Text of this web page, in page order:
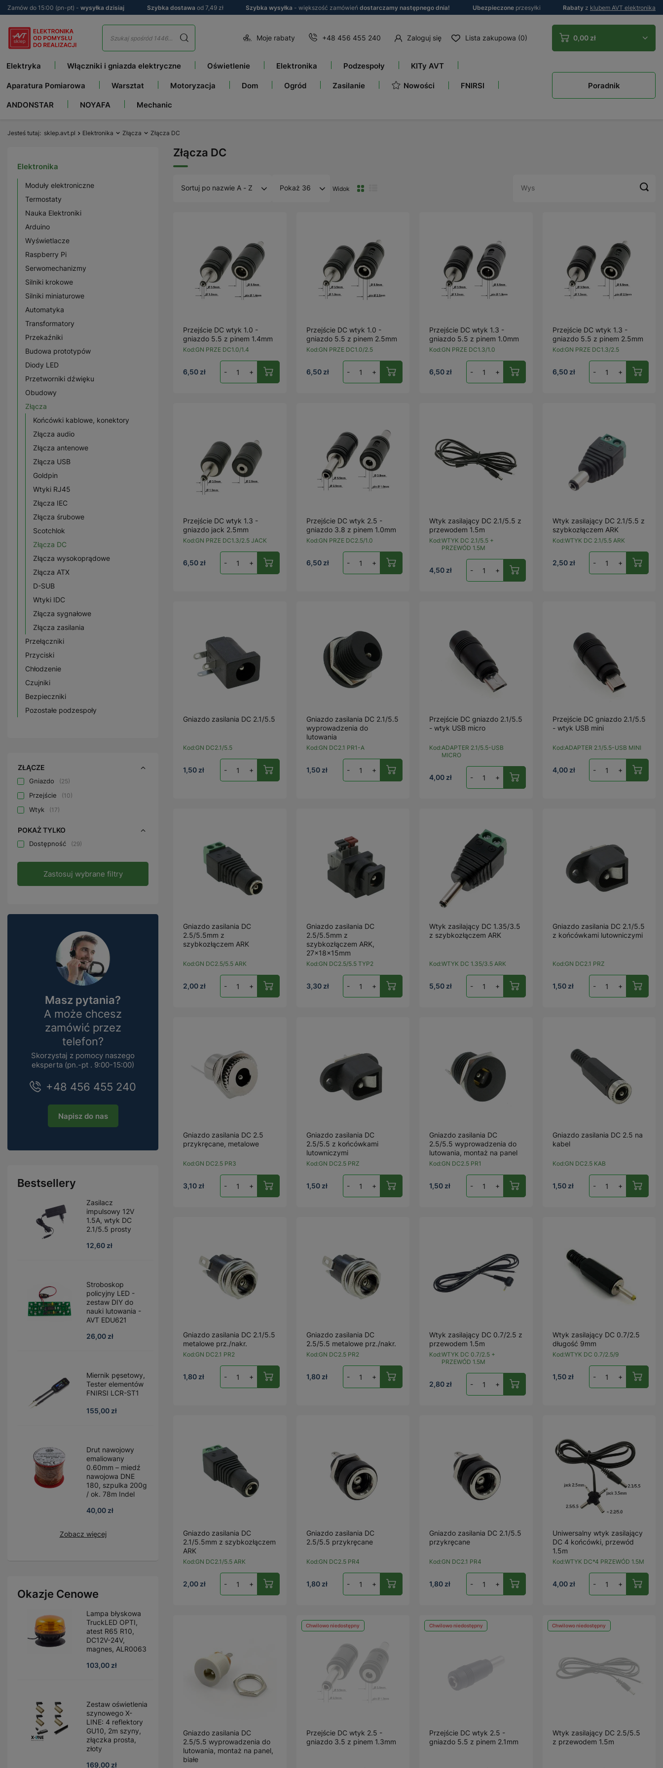
Zamów do 15:00 (pn-pt) - wysyłka dzisiaj Szybka dostawa od 7,49 zł Szybka wysyłka - większość zamówień dostarczamy następnego dnia! Ubezpieczone przesyłki Rabaty z klubem AVT elektronika
Moje rabaty +48 456 455 240 Zaloguj się Lista zakupowa (0) 0,00 zł
Elektryka Włączniki i gniazda elektryczne Oświetlenie Elektronika Podzespoły KITy AVT
Aparatura Pomiarowa Warsztat Motoryzacja Dom Ogród Zasilanie Nowości FNIRSI
ANDONSTAR NOYAFA Mechanic
Poradnik
Jesteś tutaj sklep.avt.pl Elektronika Złącza Złącza DC
Elektronika
Moduły elektroniczne
Termostaty
Nauka Elektroniki
Arduino
Wyświetlacze
Raspberry Pi
Serwomechanizmy
Silniki krokowe
Silniki miniaturowe
Automatyka
Transformatory
Przekaźniki
Budowa prototypów
Diody LED
Przetworniki dźwięku
Obudowy
Złącza
Końcówki kablowe, konektory
Złącza audio
Złącza antenowe
Złącza USB
Goldpin
Wtyki RJ45
Złącza IEC
Złącza śrubowe
Scotchlok
Złącza DC
Złącza wysokoprądowe
Złącza ATX
D-SUB
Wtyki IDC
Złącza sygnałowe
Złącza zasilania
Przełączniki
Przyciski
Chłodzenie
Czujniki
Bezpieczniki
Pozostałe podzespoły
ZŁĄCZE
Gniazdo 25
Przejście 10
Wtyk 17
POKAŻ TYLKO
Dostępność 29
Zastosuj wybrane filtry
Masz pytania?
A może chcesz
zamówić przez
telefon?
Skorzystaj z pomocy naszego
eksperta (pn.-pt . 9:00-15:00)
+48 456 455 240
Napisz do nas
Bestsellery
Zasilacz
impulsowy 12V
1.5A, wtyk DC
2.1/5.5 prosty
12,60 zł
Stroboskop
policyjny LED -
zestaw DIY do
nauki lutowania -
AVT EDU621
26,00 zł
Miernik pęsetowy,
Tester elementów
FNIRSI LCR-ST1
155,00 zł
Drut nawojowy
emaliowany
0.60mm – miedź
nawojowa DNE
180, szpulka 200g
/ ok. 78m Indel
40,00 zł
Zobacz więcej
Okazje Cenowe
Lampa błyskowa
TruckLED OPTI,
atest R65 R10,
DC12V-24V,
magnes, ALR0063
103,00 zł
Zestaw oświetlenia
szynowego X-
LINE: 4 reflektory
GU10, 2m szyny,
złączka prosta,
złoty
169,00 zł
Złącza DC
Sortuj po nazwie A - Z Pokaż 36 Widok
Przejście DC wtyk 1.0 -
gniazdo 5.5 z pinem 1.4mm
Kod:GN PRZE DC1.0/1.4
6,50 zł - +
Przejście DC wtyk 1.0 -
gniazdo 5.5 z pinem 2.5mm
Kod:GN PRZE DC1.0/2.5
6,50 zł - +
Przejście DC wtyk 1.3 -
gniazdo 5.5 z pinem 1.0mm
Kod:GN PRZE DC1.3/1.0
6,50 zł - +
Przejście DC wtyk 1.3 -
gniazdo 5.5 z pinem 2.5mm
Kod:GN PRZE DC1.3/2.5
6,50 zł - +
Przejście DC wtyk 1.3 -
gniazdo jack 2.5mm
Kod:GN PRZE DC1.3/2.5 JACK
6,50 zł - +
Przejście DC wtyk 2.5 -
gniazdo 3.8 z pinem 1.0mm
Kod:GN PRZE DC2.5/1.0
6,50 zł - +
Wtyk zasilający DC 2.1/5.5 z
przewodem 1.5m
Kod:WTYK DC 2.1/5.5 +
PRZEWÓD 1.5M
4,50 zł - +
Wtyk zasilający DC 2.1/5.5 z
szybkozłączem ARK
Kod:WTYK DC 2.1/5.5 ARK
2,50 zł - +
Gniazdo zasilania DC 2.1/5.5
Kod:GN DC2.1/5.5
1,50 zł - +
Gniazdo zasilania DC 2.1/5.5
wyprowadzenia do
lutowania
Kod:GN DC2.1 PR1-A
1,50 zł - +
Przejście DC gniazdo 2.1/5.5
- wtyk USB micro
Kod:ADAPTER 2.1/5.5-USB
MICRO
4,00 zł - +
Przejście DC gniazdo 2.1/5.5
- wtyk USB mini
Kod:ADAPTER 2.1/5.5-USB MINI
4,00 zł - +
Gniazdo zasilania DC
2.5/5.5mm z
szybkozłączem ARK
Kod:GN DC2.5/5.5 ARK
2,00 zł - +
Gniazdo zasilania DC
2.5/5.5mm z
szybkozłączem ARK,
27x18x15mm
Kod:GN DC2.5/5.5 TYP2
3,30 zł - +
Wtyk zasilający DC 1.35/3.5
z szybkozłączem ARK
Kod:WTYK DC 1.35/3.5 ARK
5,50 zł - +
Gniazdo zasilania DC 2.1/5.5
z końcówkami lutowniczymi
Kod:GN DC2.1 PRZ
1,50 zł - +
Gniazdo zasilania DC 2.5
przykręcane, metalowe
Kod:GN DC2.5 PR3
3,10 zł - +
Gniazdo zasilania DC
2.5/5.5 z końcówkami
lutowniczymi
Kod:GN DC2.5 PRZ
1,50 zł - +
Gniazdo zasilania DC
2.5/5.5 wyprowadzenia do
lutowania, montaż na panel
Kod:GN DC2.5 PR1
1,50 zł - +
Gniazdo zasilania DC 2.5 na
kabel
Kod:GN DC2.5 KAB
1,50 zł - +
Gniazdo zasilania DC 2.1/5.5
metalowe prz./nakr.
Kod:GN DC2.1 PR2
1,80 zł - +
Gniazdo zasilania DC
2.5/5.5 metalowe prz./nakr.
Kod:GN DC2.5 PR2
1,80 zł - +
Wtyk zasilający DC 0.7/2.5 z
przewodem 1.5m
Kod:WTYK DC 0.7/2.5 +
PRZEWÓD 1.5M
2,80 zł - +
Wtyk zasilający DC 0.7/2.5
długość 9mm
Kod:WTYK DC 0.7/2.5/9
1,50 zł - +
Gniazdo zasilania DC
2.1/5.5mm z szybkozłączem
ARK
Kod:GN DC2.1/5.5 ARK
2,00 zł - +
Gniazdo zasilania DC
2.5/5.5 przykręcane
Kod:GN DC2.5 PR4
1,80 zł - +
Gniazdo zasilania DC 2.1/5.5
przykręcane
Kod:GN DC2.1 PR4
1,80 zł - +
Uniwersalny wtyk zasilający
DC 4 końcówki, przewód
1.5m
Kod:WTYK DC*4 PRZEWÓD 1.5M
4,00 zł - +
Gniazdo zasilania DC
2.5/5.5 wyprowadzenia do
lutowania, montaż na panel,
białe
Chwilowo niedostępny
Przejście DC wtyk 2.5 -
gniazdo 3.5 z pinem 1.3mm
Chwilowo niedostępny
Przejście DC wtyk 2.5 -
gniazdo 5.5 z pinem 2.1mm
Chwilowo niedostępny
Wtyk zasilający DC 2.5/5.5
z przewodem 1.5m